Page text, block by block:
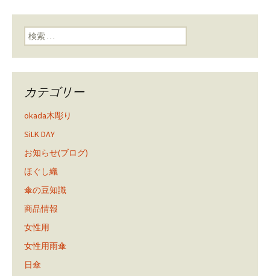
検索:
カテゴリー
okada木彫り
SiLK DAY
お知らせ(ブログ)
ほぐし織
傘の豆知識
商品情報
女性用
女性用雨傘
日傘